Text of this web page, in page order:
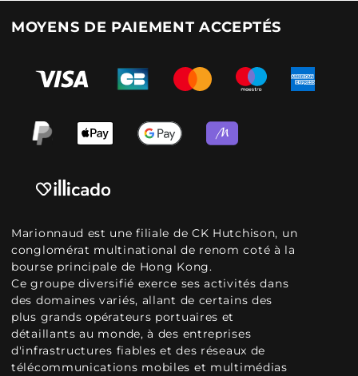
MOYENS DE PAIEMENT ACCEPTÉS
Marionnaud est une filiale de CK Hutchison, un
conglomérat multinational de renom coté à la
bourse principale de Hong Kong.
Ce groupe diversifié exerce ses activités dans
des domaines variés, allant de certains des
plus grands opérateurs portuaires et
détaillants au monde, à des entreprises
d'infrastructures fiables et des réseaux de
télécommunications mobiles et multimédias